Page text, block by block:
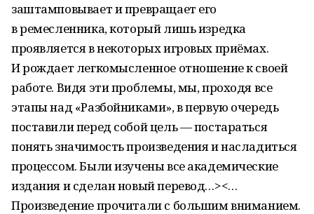
заштамповывает и превращает его
в ремесленника, который лишь изредка
проявляется в некоторых игровых приёмах.
И рождает легкомысленное отношение к своей
работе. Видя эти проблемы, мы, проходя все
этапы над «Разбойниками», в первую очередь
поставили перед собой цель — постараться
понять значимость произведения и насладиться
процессом. Были изучены все академические
издания и сделан новый перевод…><…
Произведение прочитали с большим вниманием.